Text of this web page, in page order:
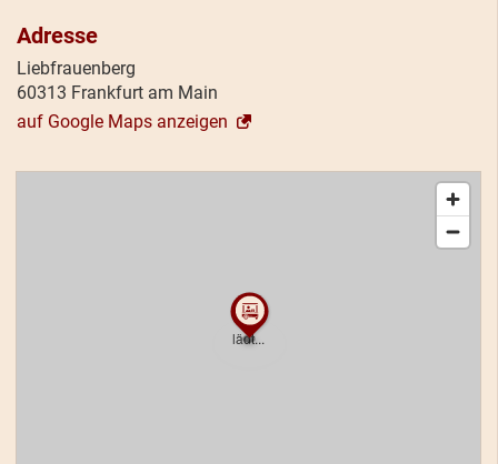
Adresse
Liebfrauenberg
60313 Frankfurt am Main
auf Google Maps anzeigen